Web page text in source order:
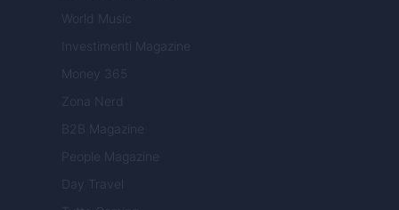
World Music
Investimenti Magazine
Money 365
Zona Nerd
B2B Magazine
People Magazine
Day Travel